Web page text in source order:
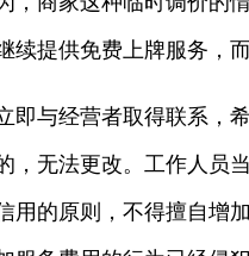
提供免费上牌服务，
与经营者取得联系，
，无法更改。工作人员
用的原则，不得擅自增